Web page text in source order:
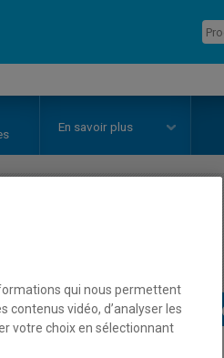
En savoir plus
Horaire - Automne
qui nous permettent
contenus vidéo, d’analyser les
votre choix en sélectionnant